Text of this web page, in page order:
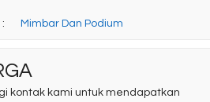
: Mimbar Dan Podium
kontak kami untuk mendapatkan